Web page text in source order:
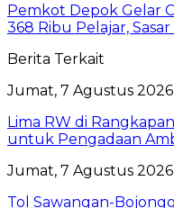
Pemkot Depok Gelar
368 Ribu Pelajar,
Berita Terkait
Jumat, 7 Agustus 2026
Lima RW di
untuk Pengadaan
Jumat, 7 Agustus 2026
Tol Sawangan-